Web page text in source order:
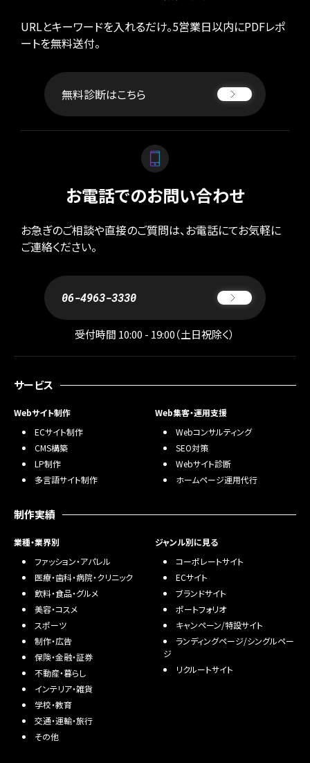
URLとキーワードを入れるだけ。5営業日以内にPDFレポ
ートを無料送付。
無料診断はこちら
お電話でのお問い合わせ
お急ぎのご相談や直接のご質問は、お電話にてお気軽に
ご連絡ください。
06-4963-3330
受付時間 10:00 - 19:00（土日祝除く）
サービス
Webサイト制作
ECサイト制作
CMS構築
LP制作
多言語サイト制作
Web集客・運用支援
Webコンサルティング
SEO対策
Webサイト診断
ホームページ運用代行
制作実績
業種・業界別
ファッション・アパレル
医療・歯科・病院・クリニック
飲料・食品・グルメ
美容・コスメ
スポーツ
制作・広告
保険・金融・証券
不動産・暮らし
インテリア・雑貨
学校・教育
交通・運輸・旅行
その他
ジャンル別に見る
コーポレートサイト
ECサイト
ブランドサイト
ポートフォリオ
キャンペーン/特設サイト
ランディングページ/シングルペー
ジ
リクルートサイト